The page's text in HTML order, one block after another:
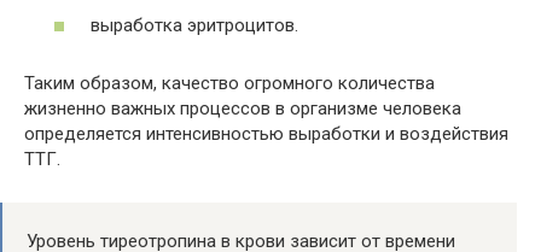
выработка эритроцитов.
Таким образом, качество огромного количества
жизненно важных процессов в организме человека
определяется интенсивностью выработки и воздействия
ТТГ.
Уровень тиреотропина в крови зависит от времени